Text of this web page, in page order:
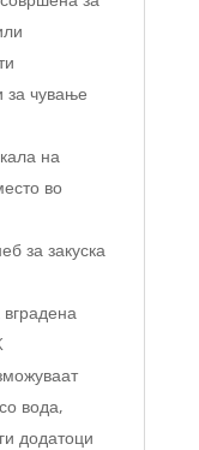
за чување
на
во
за закуска
вода,
додатоци